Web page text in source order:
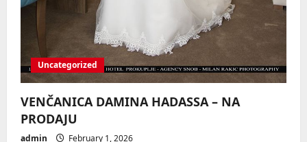
Uncategorized
VENČANICA DAMINA HADASSA – NA
PRODAJU
admin February 1, 2026